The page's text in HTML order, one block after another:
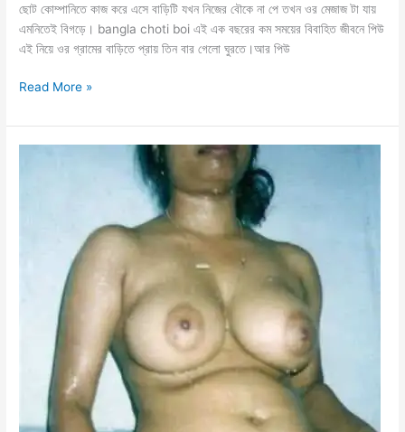
ছোট কোম্পানিতে কাজ করে এসে বাড়িটি যখন নিজের বৌকে না পে তখন ওর মেজাজ টা যায়
এমনিতেই বিগড়ে। bangla choti boi এই এক বছরের কম সময়ের বিবাহিত জীবনে পিউ
এই নিয়ে ওর গ্রামের বাড়িতে প্রায় তিন বার গেলো ঘুরতে।আর পিউ
বৌকে
তার
এক্স
Read More »